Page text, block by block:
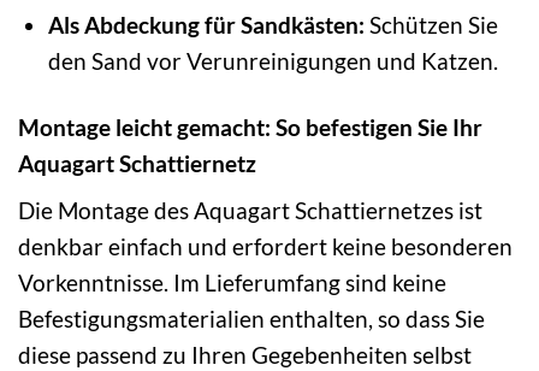
Als Abdeckung für Sandkästen: Schützen Sie
den Sand vor Verunreinigungen und Katzen.
Montage leicht gemacht: So befestigen Sie Ihr
Aquagart Schattiernetz
Die Montage des Aquagart Schattiernetzes ist
denkbar einfach und erfordert keine besonderen
Vorkenntnisse. Im Lieferumfang sind keine
Befestigungsmaterialien enthalten, so dass Sie
diese passend zu Ihren Gegebenheiten selbst